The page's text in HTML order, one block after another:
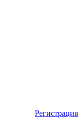
Регистрация